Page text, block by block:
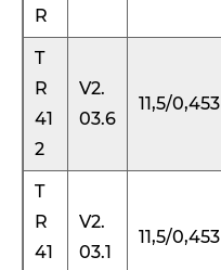
R
T
R
41
2
V2.
03.6
11,5/0,453
T
R
41
V2.
03.1
11,5/0,453